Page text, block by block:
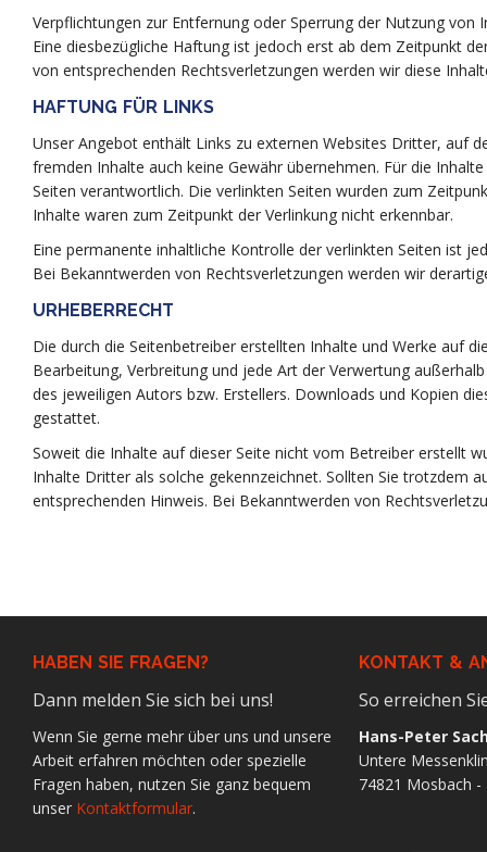
Verpflichtungen zur Entfernung oder Sperrung der Nutzung
Eine diesbezügliche Haftung ist jedoch erst ab dem Zeitpunkt
von entsprechenden Rechtsverletzungen werden wir diese
HAFTUNG FÜR LINKS
Unser Angebot enthält Links zu externen Websites Dritter, auf
fremden Inhalte auch keine Gewähr übernehmen. Für die
Seiten verantwortlich. Die verlinkten Seiten wurden zum
Inhalte waren zum Zeitpunkt der Verlinkung nicht erkennbar.
Eine permanente inhaltliche Kontrolle der verlinkten Seiten ist
Bei Bekanntwerden von Rechtsverletzungen werden wir
URHEBERRECHT
Die durch die Seitenbetreiber erstellten Inhalte und Werke auf
Bearbeitung, Verbreitung und jede Art der Verwertung
des jeweiligen Autors bzw. Erstellers. Downloads und Kopien
gestattet.
Soweit die Inhalte auf dieser Seite nicht vom Betreiber erstellt
Inhalte Dritter als solche gekennzeichnet. Sollten Sie trotzdem
entsprechenden Hinweis. Bei Bekanntwerden von
HABEN SIE FRAGEN?
Dann melden Sie sich bei uns!
Wenn Sie gerne mehr über uns und unsere
Arbeit erfahren möchten oder spezielle
Fragen haben, nutzen Sie ganz bequem
unser Kontaktformular.
KONTAKT &
So erreichen
Hans-Peter
Untere
74821 Mosbach -